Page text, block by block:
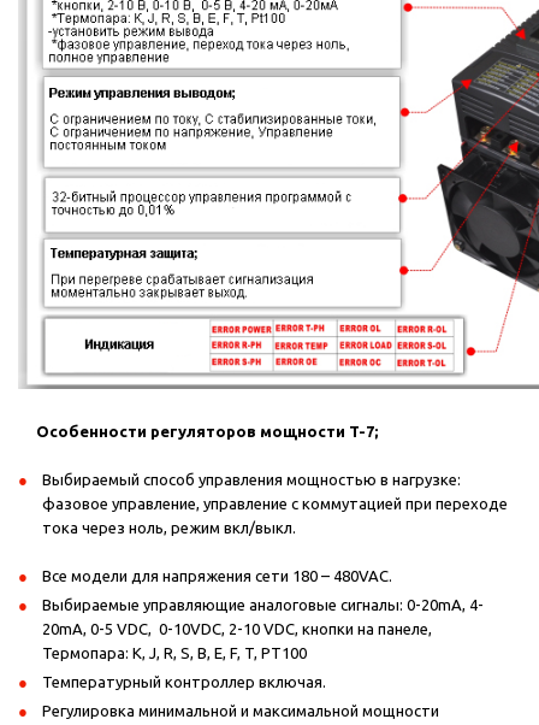
напряжения.
Автоматическое определение и индикация потери фазы,
перегрева тиристоров, выгорания предохранителей с
индикацией ошибки на дисплее.
Особенности регуляторов мощности T-7;
Выбираемый способ управления мощностью в нагрузке:
фазовое управление, управление с коммутацией при переходе
тока через ноль, режим вкл/выкл.
Все модели для напряжения сети 180 – 480VAC.
Выбираемые управляющие аналоговые сигналы: 0-20mA, 4-
20mA, 0-5 VDC, 0-10VDC, 2-10 VDC, кнопки на панеле,
Термопара: К, J, R, S, B, E, F, T, PT100
Температурный контроллер включая.
Регулировка минимальной и максимальной мощности